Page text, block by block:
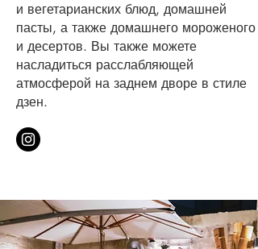
и вегетарианских блюд, домашней
пасты, а также домашнего мороженого
и десертов. Вы также можете
насладиться расслабляющей
атмосферой на заднем дворе в стиле
дзен.